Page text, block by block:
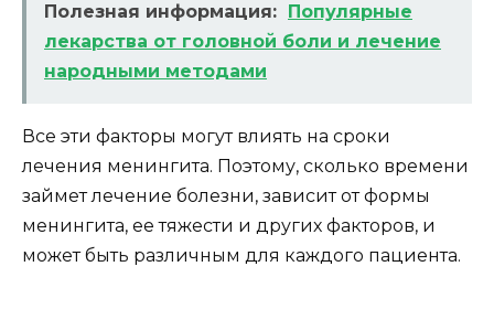
Полезная информация:
Популярные
лекарства от головной боли и лечение
народными методами
Все эти факторы могут влиять на сроки
лечения менингита. Поэтому, сколько времени
займет лечение болезни, зависит от формы
менингита, ее тяжести и других факторов, и
может быть различным для каждого пациента.